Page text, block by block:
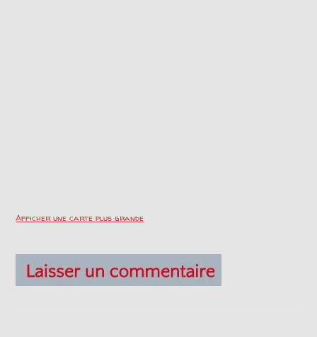
Afficher une carte plus grande